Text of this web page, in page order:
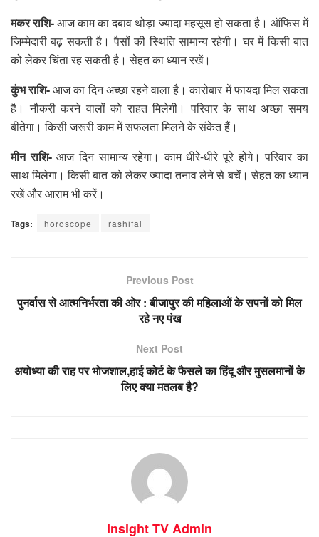
मकर राशि-आज काम का दबाव थोड़ा ज्यादा महसूस हो सकता है। ऑफिस में
जिम्मेदारी बढ़ सकती है। पैसों की स्थिति सामान्य रहेगी। घर में किसी बात
को लेकर चिंता रह सकती है। सेहत का ध्यान रखें।
कुंभ राशि-आज का दिन अच्छा रहने वाला है। कारोबार में फायदा मिल सकता
है। नौकरी करने वालों को राहत मिलेगी। परिवार के साथ अच्छा समय
बीतेगा। किसी जरूरी काम में सफलता मिलने के संकेत हैं।
मीन राशि-आज दिन सामान्य रहेगा। काम धीरे-धीरे पूरे होंगे। परिवार का
साथ मिलेगा। किसी बात को लेकर ज्यादा तनाव लेने से बचें। सेहत का ध्यान
रखें और आराम भी करें।
Tags: horoscope rashifal
Previous Post
पुनर्वास से आत्मनिर्भरता की ओर : बीजापुर की महिलाओं के सपनों को मिल
रहे नए पंख
Next Post
अयोध्या की राह पर भोजशाल,हाई कोर्ट के फैसले का हिंदू और मुसलमानों के
लिए क्या मतलब है?
Insight TV Admin